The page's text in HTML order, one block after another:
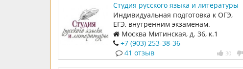
Студия русского языка и литературы
Индивидуальная подготовка к ОГЭ,
ЕГЭ, внутренним экзаменам.
Москва Митинская, д. 36, к.1
+7 (903) 253-38-36
30
41 отзыв